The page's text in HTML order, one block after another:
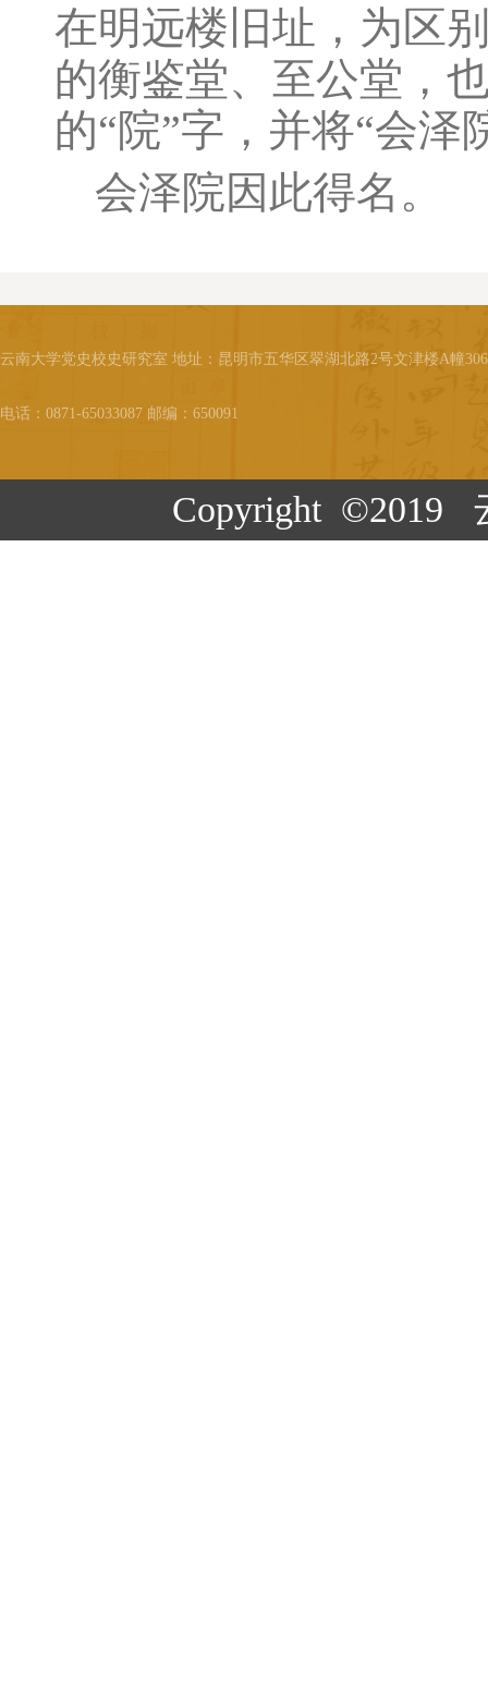
在明远楼旧址，为区
的衡鉴堂、至公堂，
的“院”字，并将“会
会泽院因此得名。
云南大学党史校史研究室 地址：昆明市五华区翠湖北路2号文津楼A幢
电话：0871-65033087 邮编：650091
Copyright ©2019